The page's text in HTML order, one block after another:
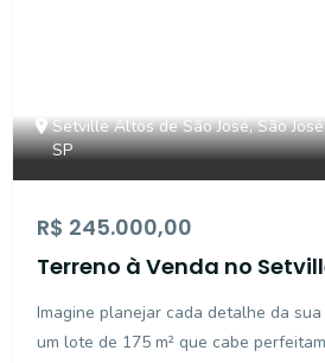
Setville Altos de São José, São
SP
R$ 245.000,00
Terreno à Venda no
Parcelamento Direto
Imagine planejar cada detalhe da
um lote de 175 m² que cabe